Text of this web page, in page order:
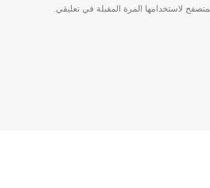
لاستخدامها المرة المقبلة في تعليقي.